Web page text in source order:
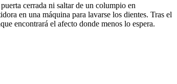
cerrada ni saltar de un columpio en
en una máquina para lavarse los dientes. Tras el
encontrará el afecto donde menos lo espera.